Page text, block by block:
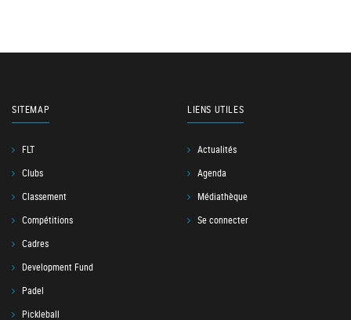
SITEMAP
FLT
Clubs
Classement
Compétitions
Cadres
Development Fund
Padel
Pickleball
LIENS UTILES
Actualités
Agenda
Médiathèque
Se connecter